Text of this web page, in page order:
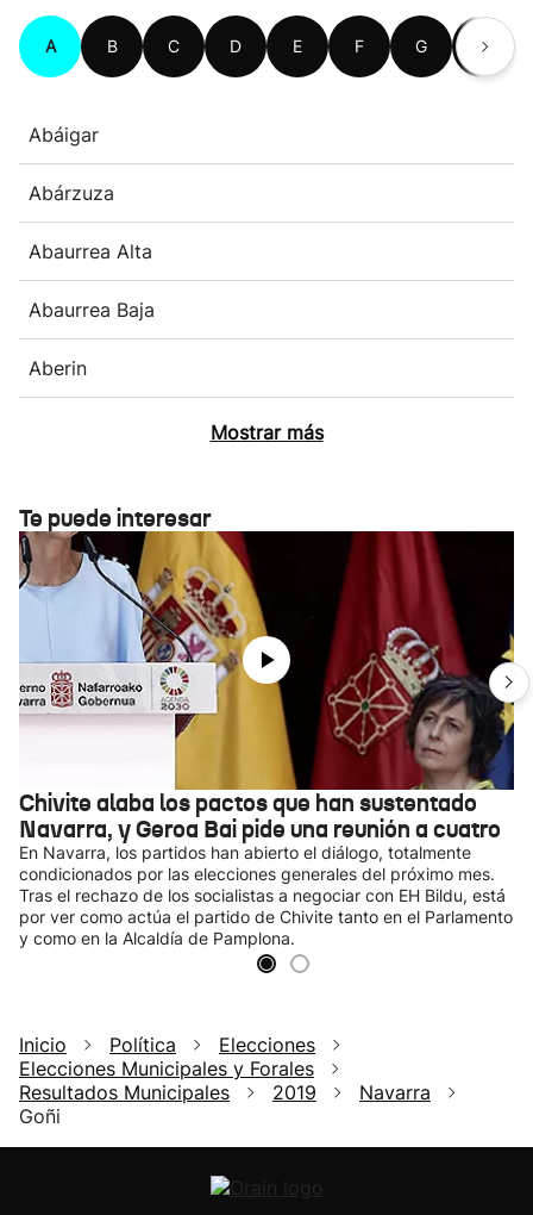
A B C D E F G H
Abáigar
Abárzuza
Abaurrea Alta
Abaurrea Baja
Aberin
Mostrar más
Te puede interesar
Chivite alaba los pactos que han sustentado
Navarra, y Geroa Bai pide una reunión a cuatro
En Navarra, los partidos han abierto el diálogo, totalmente
condicionados por las elecciones generales del próximo mes.
Tras el rechazo de los socialistas a negociar con EH Bildu, está
por ver como actúa el partido de Chivite tanto en el Parlamento
y como en la Alcaldía de Pamplona.
Inicio Política
Elecciones
Elecciones Municipales y Forales
Resultados Municipales
2019
Navarra
Goñi